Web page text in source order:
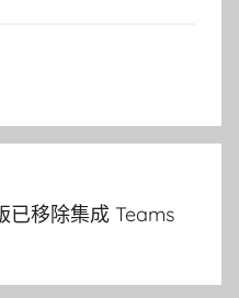
已移除集成 Teams